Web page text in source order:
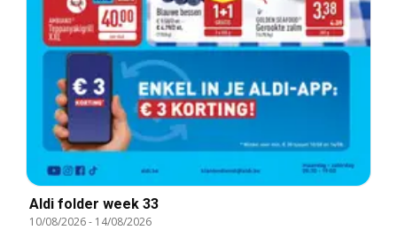
Aldi folder week 33
10/08/2026- 14/08/2026